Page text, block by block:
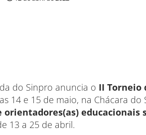
do Sinpro anuncia o II Torneio
14 e 15 de maio, na Chácara
orientadores(as) educacionais
13 a 25 de abril.